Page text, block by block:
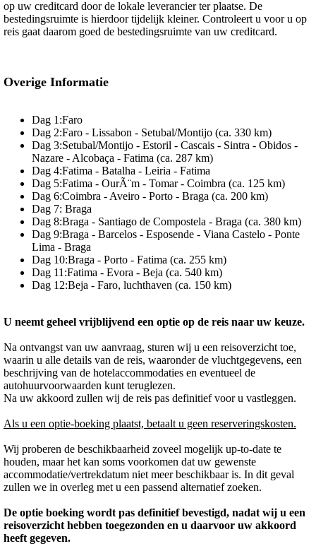
op uw creditcard door de lokale leverancier ter plaatse. De
bestedingsruimte is hierdoor tijdelijk kleiner. Controleert u voor u op
reis gaat daarom goed de bestedingsruimte van uw creditcard.
Overige Informatie
Dag 1:Faro
Dag 2:Faro - Lissabon - Setubal/Montijo (ca. 330 km)
Dag 3:Setubal/Montijo - Estoril - Cascais - Sintra - Obidos -
Nazare - Alcobaça - Fatima (ca. 287 km)
Dag 4:Fatima - Batalha - Leiria - Fatima
Dag 5:Fatima - OurÃ¨m - Tomar - Coimbra (ca. 125 km)
Dag 6:Coimbra - Aveiro - Porto - Braga (ca. 200 km)
Dag 7: Braga
Dag 8:Braga - Santiago de Compostela - Braga (ca. 380 km)
Dag 9:Braga - Barcelos - Esposende - Viana Castelo - Ponte
Lima - Braga
Dag 10:Braga - Porto - Fatima (ca. 255 km)
Dag 11:Fatima - Evora - Beja (ca. 540 km)
Dag 12:Beja - Faro, luchthaven (ca. 150 km)
U neemt geheel vrijblijvend een optie op de reis naar uw keuze.
Na ontvangst van uw aanvraag, sturen wij u een reisoverzicht toe,
waarin u alle details van de reis, waaronder de vluchtgegevens, een
beschrijving van de hotelaccommodaties en eventueel de
autohuurvoorwaarden kunt teruglezen.
Na uw akkoord zullen wij de reis pas definitief voor u vastleggen.
Als u een optie-boeking plaatst, betaalt u geen reserveringskosten.
Wij proberen de beschikbaarheid zoveel mogelijk up-to-date te
houden, maar het kan soms voorkomen dat uw gewenste
accommodatie/vertrekdatum niet meer beschikbaar is. In dit geval
zullen we in overleg met u een passend alternatief zoeken.
De optie boeking wordt pas definitief bevestigd, nadat wij u een
reisoverzicht hebben toegezonden en u daarvoor uw akkoord
heeft gegeven.